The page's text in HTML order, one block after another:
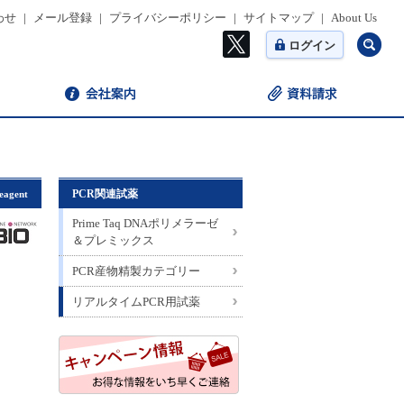
せ | メール登録 | プライバシーポリシー | サイトマップ | About Us
ログイン
PCR関連試薬
Prime Taq DNAポリメラーゼ
＆プレミックス
PCR産物精製カテゴリー
リアルタイムPCR用試薬